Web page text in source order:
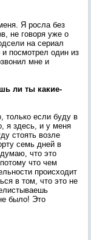
Я росла без
не говоря уже о
на сериал
посмотрел один из
мне и
ли ты какие-
только если буду в
я здесь, и у меня
стоять возле
семь дней в
что это
что чем
происходит
в том, что это не
было! Это